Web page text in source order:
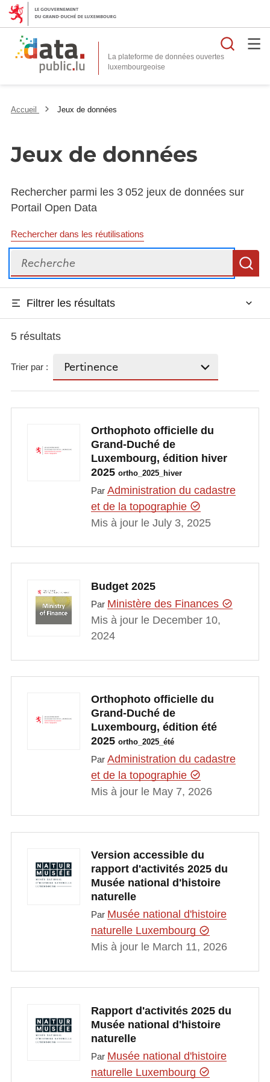
La plateforme de données ouvertes
Accueil Jeux de données
Jeux de données
Rechercher parmi les 3 052 jeux de données sur
Portail Open Data
Rechercher dans les réutilisations
Recherche
Filtrer les résultats
5 résultats
Trier par :
Orthophoto officielle du
Grand-Duché de
Luxembourg, édition hiver
2025 ortho_2025_hiver
Par Administration du cadastre
et de la topographie
Mis à jour le July 3, 2025
Budget 2025
Par Ministère des Finances
Mis à jour le December 10,
2024
Orthophoto officielle du
Grand-Duché de
Luxembourg, édition été
2025 ortho_2025_été
Par Administration du cadastre
et de la topographie
Mis à jour le May 7, 2026
Version accessible du
rapport d'activités 2025 du
Musée national d'histoire
naturelle
Par Musée national d'histoire
naturelle Luxembourg
Mis à jour le March 11, 2026
Rapport d'activités 2025 du
Musée national d'histoire
naturelle
Par Musée national d'histoire
naturelle Luxembourg